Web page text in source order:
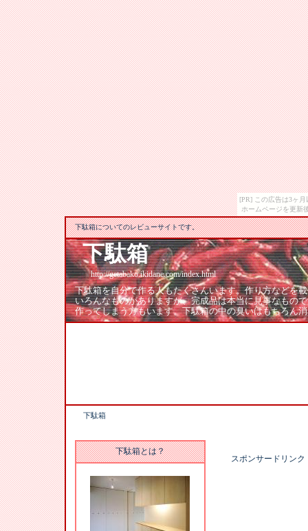
[PR] この広告は3ヶ
ホームページを更新
下駄箱についてのレビューサイトです。
下駄箱
http://getabako.ikidane.com/index.html
下駄箱を自分で作る人もたくさんいます。作り方などを
いろんなものがありますが、完成品は本当に見事なもの
作ってしまう方もいます。下駄箱の中の臭いはもちろん
下駄箱
下駄箱とは？
スポンサードリンク